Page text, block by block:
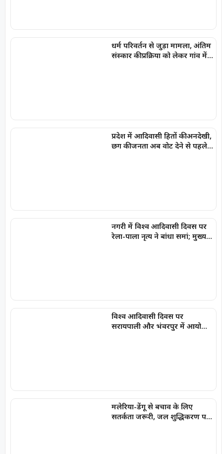
धर्म परिवर्तन से जुड़ा मामला, अंतिम
संस्कार की प्रक्रिया को लेकर गांव में
प्रदेश में आदिवासी हितों की अनदेखी,
छग की जनता अब वोट देने से पहले
नगरी में विश्व आदिवासी दिवस पर
रेला-पाला नृत्य ने बांधा समां; मुख्य
विश्व आदिवासी दिवस पर
सरायपाली और भंवरपुर में आयोजित
मलेरिया-डेंगू से बचाव के लिए
सतर्कता जरूरी, जल शुद्धिकरण पर